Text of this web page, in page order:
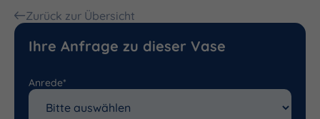
Zurück zur Übersicht
Ihre Anfrage zu dieser Vase
Anrede*